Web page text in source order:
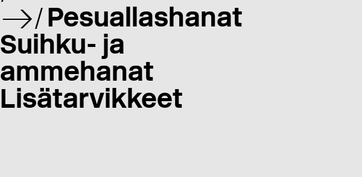
Pesuallashanat
Suihku- ja
ammehanat
Lisätarvikkeet